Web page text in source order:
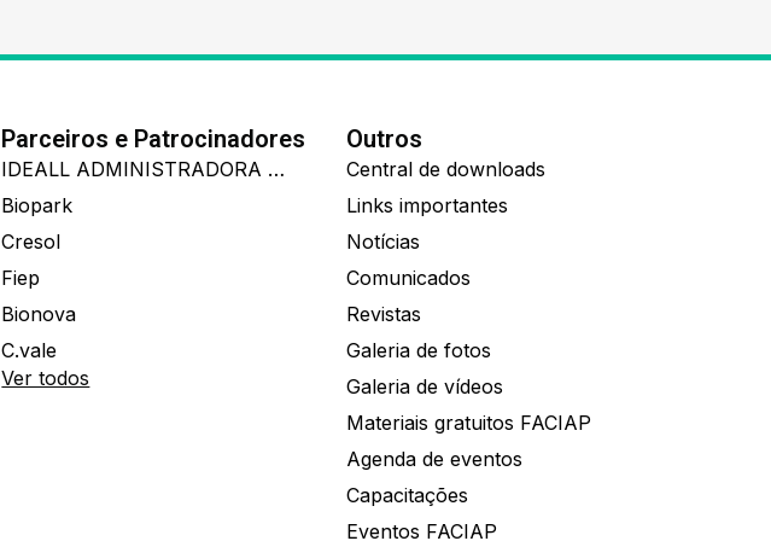
Parceiros e Patrocinadores
IDEALL ADMINISTRADORA DE BENEFÍCIOS
Biopark
Cresol
Fiep
Bionova
C.vale
Ver todos
Outros
Central de downloads
Links importantes
Notícias
Comunicados
Revistas
Galeria de fotos
Galeria de vídeos
Materiais gratuitos FACIAP
Agenda de eventos
Capacitações
Eventos FACIAP